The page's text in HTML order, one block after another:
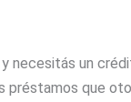
y necesitás un
préstamos que